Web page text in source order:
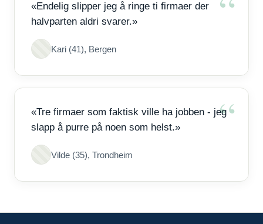
«Endelig slipper jeg å ringe ti firmaer der
halvparten aldri svarer.»
Kari (41), Bergen
«Tre firmaer som faktisk ville ha jobben - jeg
slapp å purre på noen som helst.»
Vilde (35), Trondheim